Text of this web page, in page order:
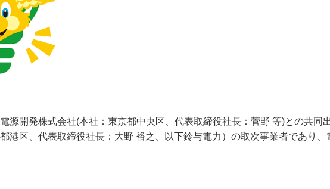
源開発株式会社(本社：東京都中央区、代表取締役社長：菅野 等)との共同
港区、代表取締役社長：大野 裕之、以下鈴与電力）の取次事業者であり、